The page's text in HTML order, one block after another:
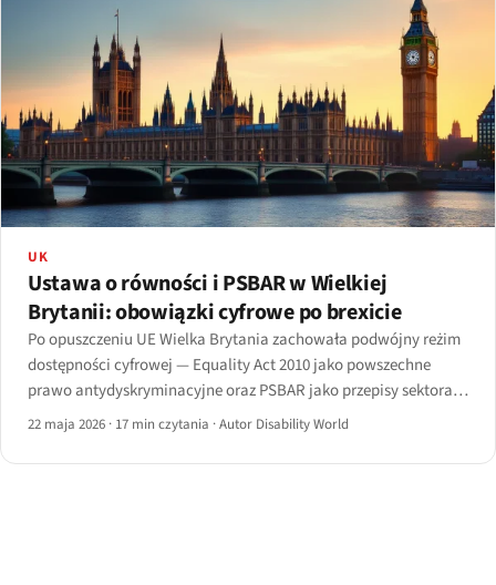
UK
Ustawa o równości i PSBAR w Wielkiej
Brytanii: obowiązki cyfrowe po brexicie
Po opuszczeniu UE Wielka Brytania zachowała podwójny reżim
dostępności cyfrowej — Equality Act 2010 jako powszechne
prawo antydyskryminacyjne oraz PSBAR jako przepisy sektora
publicznego transponujące dyrektywę w sprawie dostępności
22 maja 2026 · 17 min czytania ·Autor Disability World